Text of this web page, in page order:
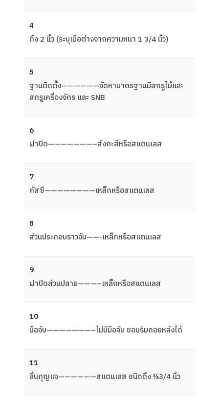
4
ถึง 2 นิ้ว (ระบุเมื่อต่างจากความหนา 1 3/4 นิ้ว)
5
ฐานติดตั้ง——————จัดหามาตรฐานมีสกรูไม้และ
สกรูเครื่องจักร และ SNB
6
ฝาปิด———————–สังกะสีหรือสแตนเลส
7
คัสซี————————เหล็กหรือสแตนเลส
8
ส่วนประกอบราวจับ——-เหล็กหรือสแตนเลส
9
ฝาปิดส่วนปลาย———–เหล็กหรือสแตนเลส
10
มือจับ———————–ไม่มีมือจับ ขอบริมถอยหลังได้
11
ลิ้นกุญแจ——————สแตนเลส ชนิดดึง ¾3/4 นิ้ว